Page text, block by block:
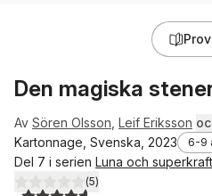
Den magiska
Av Sören Olsson Leif Eriksson
Kartonnage, Svenska, 2023
6-9
Del 7 i serien Luna och
4,6utav 5 stjärnor. Totalt antal
(5)